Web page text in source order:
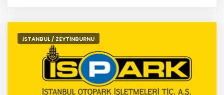
İSTANBUL / ZEYTİNBURNU